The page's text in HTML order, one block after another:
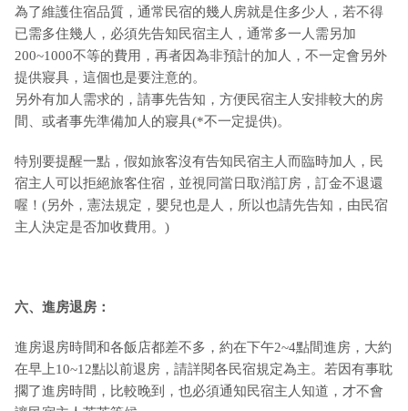
為了維護住宿品質，通常民宿的幾人房就是住多少人，若不得
已需多住幾人，必須先告知民宿主人，通常多一人需另加
200~1000不等的費用，再者因為非預計的加人，不一定會另外
提供寢具，這個也是要注意的。
另外有加人需求的，請事先告知，方便民宿主人安排較大的房
間、或者事先準備加人的寢具(*不一定提供)。
特別要提醒一點，假如旅客沒有告知民宿主人而臨時加人，民
宿主人可以拒絕旅客住宿，並視同當日取消訂房，訂金不退還
喔！(另外，憲法規定，嬰兒也是人，所以也請先告知，由民宿
主人決定是否加收費用。)
六、進房退房：
進房退房時間和各飯店都差不多，約在下午2~4點間進房，大約
在早上10~12點以前退房，請詳閱各民宿規定為主。若因有事耽
擱了進房時間，比較晚到，也必須通知民宿主人知道，才不會